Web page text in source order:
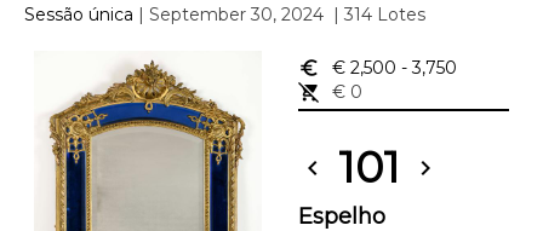
Sessão única | September 30, 2024 | 314 Lotes
euro_symbol € 2,500 - 3,750
remove_shopping_cart
€ 0
chevron_left 101 chevron_right
Espelho